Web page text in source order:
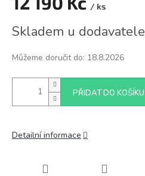
/ ks
cena:
Skladem u dodavatele
Můžeme doručit do: 18.8.2026
PŘIDAT DO KOŠÍKU
Detailní informace